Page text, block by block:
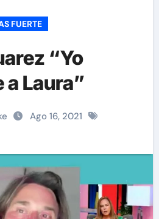
FUERTE
“Yo
a Laura”
Ago 16, 2021